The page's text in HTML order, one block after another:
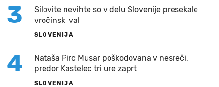
3
Silovite nevihte so v delu Slovenije presekale
vročinski val
SLOVENIJA
4
Nataša Pirc Musar poškodovana v nesreči,
predor Kastelec tri ure zaprt
SLOVENIJA